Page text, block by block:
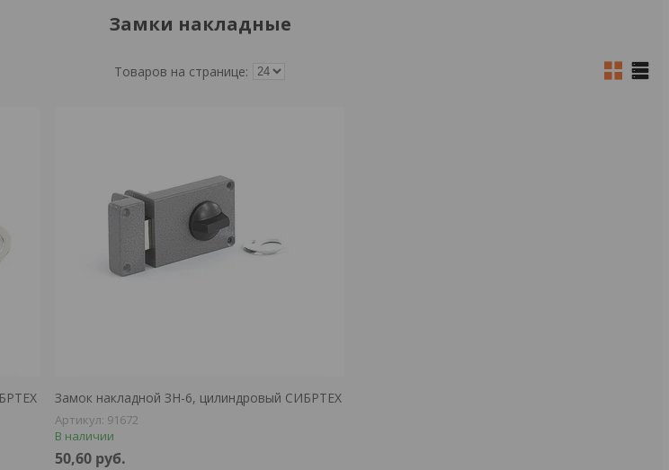
Замки накладные
Замок накладной ЗН-6, цилиндровый СИБРТЕХ
91672
В наличии
50,60 руб.